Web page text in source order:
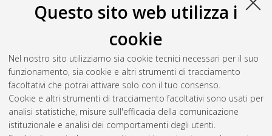
Questo sito web utilizza i
cookie
Nel nostro sito utilizziamo sia cookie tecnici necessari per il suo
funzionamento, sia cookie e altri strumenti di tracciamento
facoltativi che potrai attivare solo con il tuo consenso.
Cookie e altri strumenti di tracciamento facoltativi sono usati per
analisi statistiche, misure sull'efficacia della comunicazione
istituzionale e analisi dei comportamenti degli utenti.
(2022)Modelli ARMA per l'identificazione
[Laurea magistrale], Università di Bologna, Corso di Studio in
Ingegneria civile [LM-DM270], Documento full-text non
disponibile
Questa lista e' stata generata ilThu Aug 6 06:14:07 2026